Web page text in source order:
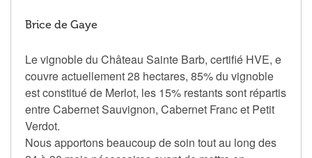
Brice de Gaye
Le vignoble du Château Sainte Barb, certifié HVE, e
couvre actuellement 28 hectares, 85% du vignoble
est constitué de Merlot, les 15% restants sont répartis
entre Cabernet Sauvignon, Cabernet Franc et Petit
Verdot.
Nous apportons beaucoup de soin tout au long des